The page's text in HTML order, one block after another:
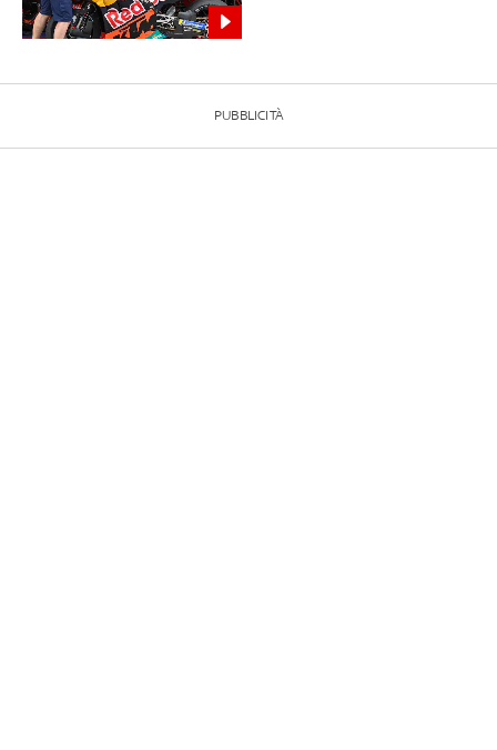
PUBBLICITÀ